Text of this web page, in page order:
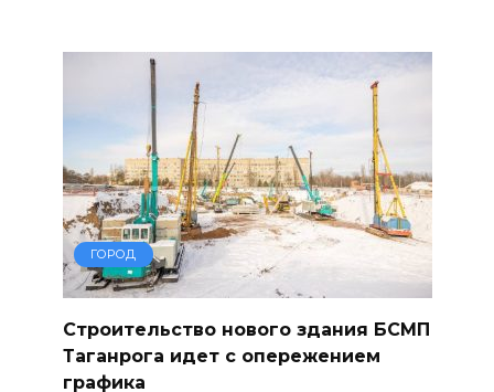
ГОРОД
Строительство нового здания БСМП
Таганрога идет с опережением
графика